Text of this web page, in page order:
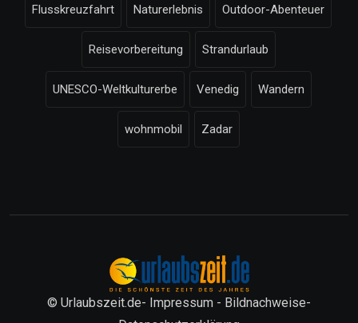
Flusskreuzfahrt Naturerlebnis Outdoor-Abenteuer
Reisevorbereitung Strandurlaub
UNESCO-Weltkulturerbe Venedig Wandern
wohnmobil Zadar
© Urlaubszeit.de- Impressum - Bildnachweise-